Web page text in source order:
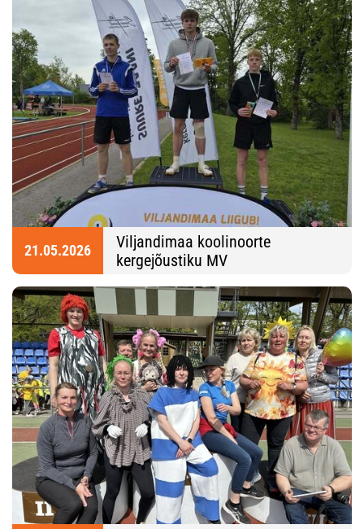
21.05.2026
Viljandimaa koolinoorte
kergejõustiku MV